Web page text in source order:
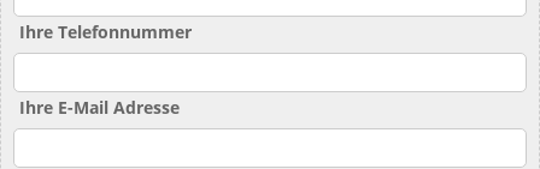
Ihre Telefonnummer
Ihre E-Mail Adresse